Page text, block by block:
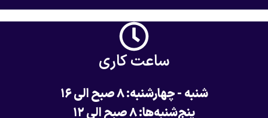
ساعت کاری
شنبه - چهارشنبه: ۸ صبح الی ۱۶
پنج‌شنبه‌ها: ۸ صبح الی ۱۲